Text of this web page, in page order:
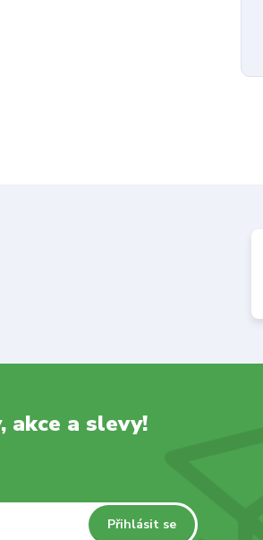
akce a slevy!
Přihlásit se